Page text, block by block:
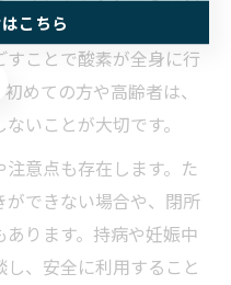
トです。カプセル内で
ことで酸素が全身に行
めての方や高齢者は、
いことが大切です。
意点も存在します。た
ができない場合や、閉所
ります。持病や妊娠中
、安全に利用すること
こちら
こちら